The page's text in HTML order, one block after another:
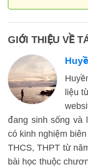
GIỚI THIỆU VỀ
liệu
đang sinh sống và
có kinh nghiệm
THCS, THPT từ
bài học thuộc